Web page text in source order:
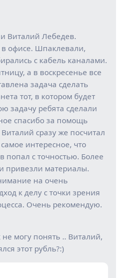
Виталий Лебедев.
офисе. Шпаклевали,
с кабель каналами.
а в воскресенье все
задача сделать
тот, в котором будет
задачу ребята сделали
спасибо за помощь
сразу же посчитал
интересное, что
попал с точностью. Более
привезли материалы.
на очень
к делу с точки зрения
Очень рекомендую.
не могу понять .. Виталий,
этот рубль?:)